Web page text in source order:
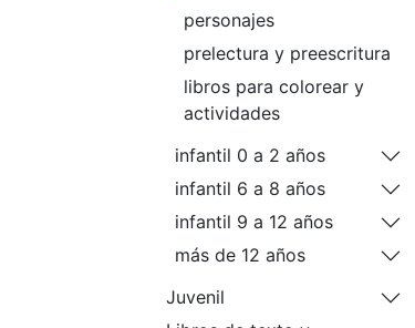
personajes
prelectura y preescritura
libros para colorear y
actividades
infantil 0 a 2 años
infantil 6 a 8 años
infantil 9 a 12 años
más de 12 años
Juvenil